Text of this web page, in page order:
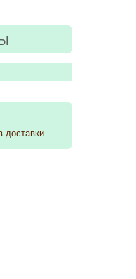
доставки